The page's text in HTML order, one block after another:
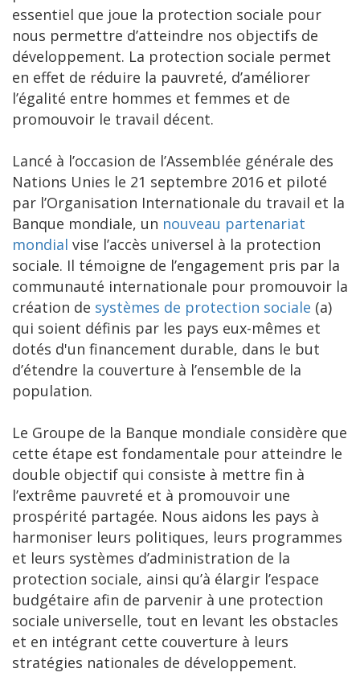
essentiel que joue la protection sociale pour
nous permettre d’atteindre nos objectifs de
développement. La protection sociale permet
en effet de réduire la pauvreté, d’améliorer
l’égalité entre hommes et femmes et de
promouvoir le travail décent.
Lancé à l’occasion de l’Assemblée générale des
Nations Unies le 21 septembre 2016 et piloté
par l’Organisation Internationale du travail et la
Banque mondiale, un nouveau partenariat
mondial vise l’accès universel à la protection
sociale. Il témoigne de l’engagement pris par la
communauté internationale pour promouvoir la
création de systèmes de protection sociale (a)
qui soient définis par les pays eux-mêmes et
dotés d'un financement durable, dans le but
d’étendre la couverture à l’ensemble de la
population.
Le Groupe de la Banque mondiale considère que
cette étape est fondamentale pour atteindre le
double objectif qui consiste à mettre fin à
l’extrême pauvreté et à promouvoir une
prospérité partagée. Nous aidons les pays à
harmoniser leurs politiques, leurs programmes
et leurs systèmes d’administration de la
protection sociale, ainsi qu’à élargir l’espace
budgétaire afin de parvenir à une protection
sociale universelle, tout en levant les obstacles
et en intégrant cette couverture à leurs
stratégies nationales de développement.